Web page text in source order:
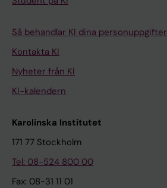
Så behandlar KI dina personuppgifter
Kontakta KI
Nyheter från KI
KI-kalendern
Karolinska Institutet
171 77 Stockholm
Tel: 08-524 800 00
Fax: 08-31 11 01